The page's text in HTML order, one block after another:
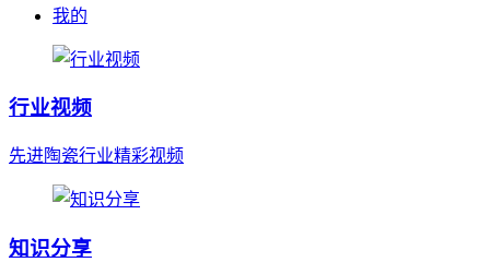
我的
行业视频
先进陶瓷行业精彩视频
知识分享